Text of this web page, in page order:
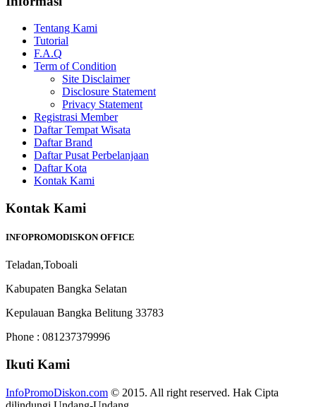
Tentang Kami
Tutorial
F.A.Q
Term of Condition
Site Disclaimer
Disclosure Statement
Privacy Statement
Registrasi Member
Daftar Tempat Wisata
Daftar Brand
Daftar Pusat Perbelanjaan
Daftar Kota
Kontak Kami
Kontak Kami
INFOPROMODISKON OFFICE
Teladan,Toboali
Kabupaten Bangka Selatan
Kepulauan Bangka Belitung 33783
Phone : 081237379996
Ikuti Kami
InfoPromoDiskon.com © 2015. All right reserved. Hak Cipta